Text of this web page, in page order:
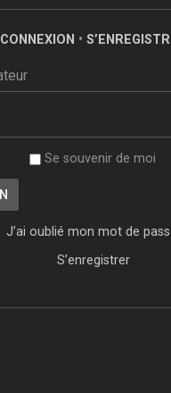
CONNEXION •
Se souvenir de moi
J’ai oublié mon mot de
S’enregistrer